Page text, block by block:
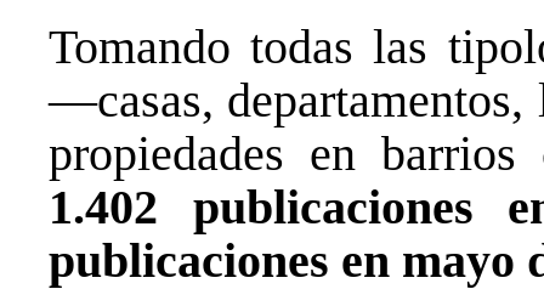
Tomando todas las
—casas,
propiedades en
1.402 publicaciones
publicaciones en mayo